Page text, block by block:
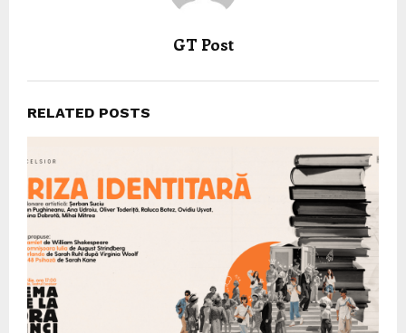
GT Post
RELATED POSTS